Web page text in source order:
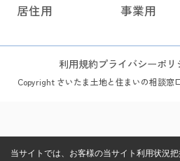
居住用 事業用
利用規約プライバシーポリ
Copyright さいたま土地と住まいの相談窓
当サイトでは、お客様の当サイト利用状況